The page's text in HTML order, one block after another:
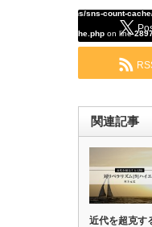
content/plugins/sns-count-
cache.php on line
関連記事
近代を超克す